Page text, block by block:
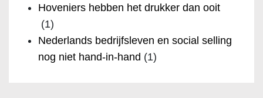
Hoveniers hebben het drukker dan ooit
(1)
Nederlands bedrijfsleven en social selling
nog niet hand-in-hand (1)